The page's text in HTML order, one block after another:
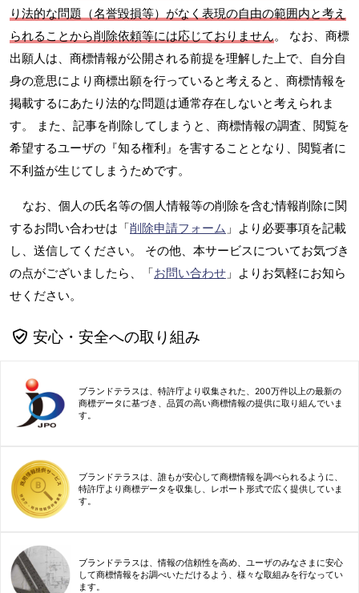
り法的な問題（名誉毀損等）がなく表現の自由の範囲内と考え
られることから削除依頼等には応じておりません。 なお、商標
出願人は、商標情報が公開される前提を理解した上で、自分自
身の意思により商標出願を行っていると考えると、商標情報を
掲載するにあたり法的な問題は通常存在しないと考えられま
す。 また、記事を削除してしまうと、商標情報の調査、閲覧を
希望するユーザの『知る権利』を害することとなり、閲覧者に
不利益が生じてしまうためです。
なお、個人の氏名等の個人情報等の削除を含む情報削除に関
するお問い合わせは「削除申請フォーム 」より必要事項を記載
し、送信してください。 その他、本サービスについてお気づき
の点がございましたら、「お問い合わせ 」よりお気軽にお知ら
せください。
安心・安全への取り組み
ブランドテラスは、特許庁より収集された、200万件以上の最新の
商標データに基づき、品質の高い商標情報の提供に取り組んでいま
す。
ブランドテラスは、誰もが安心して商標情報を調べられるように、
特許庁より商標データを収集し、レポート形式で広く提供していま
す。
ブランドテラスは、情報の信頼性を高め、ユーザのみなさまに安心
して商標情報をお調べいただけるよう、様々な取組みを行なってい
ます。